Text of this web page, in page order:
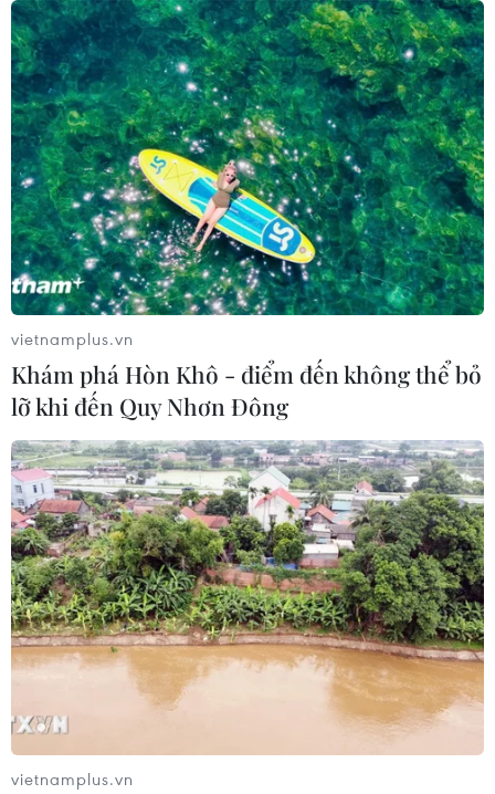
TIN CÙNG CHUYÊN MỤC
Canada áp dụng biện pháp tự vệ tạm
vietnamplus.vn
Khám phá Hòn Khô - điểm đến không thể bỏ
lỡ khi đến Quy Nhơn Đông
vietnamplus.vn